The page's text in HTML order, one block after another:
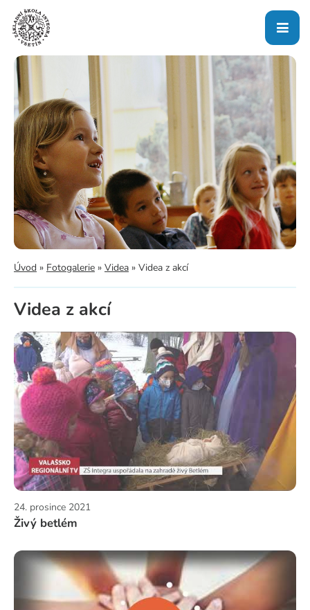
Úvod » Fotogalerie » Videa » Videa z akcí
Videa z akcí
24. prosince 2021
Živý betlém